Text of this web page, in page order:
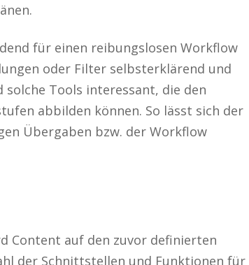
für einen reibungslosen Workflow
oder Filter selbsterklärend und
Tools interessant, die den
abbilden können. So lässt sich der
Übergaben bzw. der Workflow
Content auf den zuvor definierten
der Schnittstellen und Funktionen für